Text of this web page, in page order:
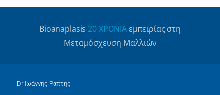
Βioanaplasis 20 ΧΡΟΝΙΑεμπειρίας στη
Μεταμόσχευση Μαλλιών
Dr Ιωάννης Ράπτης